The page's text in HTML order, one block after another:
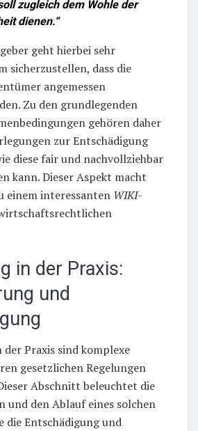
zugleich dem Wohle der
dienen.“
geht hierbei sehr
sicherzustellen, dass die
angemessen
Zu den grundlegenden
gehören daher
zur Entschädigung
diese fair und nachvollziehbar
kann. Dieser Aspekt macht
einem interessanten WIKI-
in der Praxis:
und
Praxis sind komplexe
gesetzlichen Regelungen
Abschnitt beleuchtet die
und den Ablauf eines solchen
die Entschädigung und